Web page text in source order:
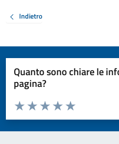
Indietro
Quanto sono chiare le
pagina?
Valuta da 1 a 5 stelle la pagina
Valuta 5 stelle
Valuta 4 stelle su 5
Valuta 3 stelle su 5
Valuta 2 stelle su 5
Valuta 1 stelle su 5